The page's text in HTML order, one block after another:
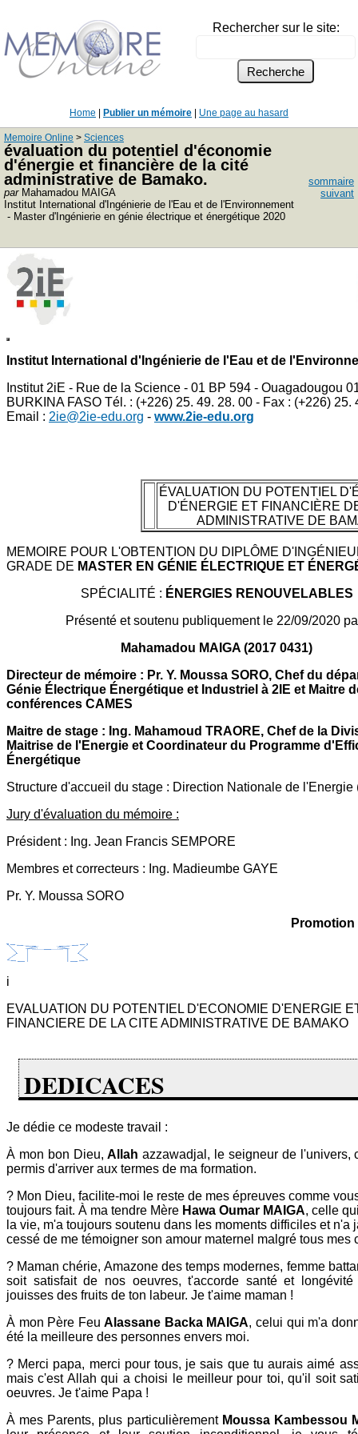
Rechercher sur le site:
Home Publier un mémoire Une page au hasard
Memoire Online > Sciences
évaluation du potentiel d'économie
d'énergie et financière de la cité
administrative de Bamako.
parMahamadou MAIGA
Institut International d'Ingénierie de l'Eau et de l'Environnement
- Master d'Ingénierie en génie électrique et énergétique 2020
sommaire
suivant
Institut International d'Ingénierie de l'Eau et de
Institut 2iE - Rue de la Science - 01 BP 594 - Ouagadougou
BURKINA FASO Tél. : (+226) 25. 49. 28. 00 - Fax : (+226) 25.
Email : 2ie@2ie-edu.org - www.2ie-edu.org
ÉVALUATION DU POTENTIEL
D'ÉNERGIE ET FINANCIÈRE
ADMINISTRATIVE DE
MEMOIRE POUR L'OBTENTION DU DIPLÔME
GRADE DE MASTER EN GÉNIE ÉLECTRIQUE ET
SPÉCIALITÉ : ÉNERGIES RENOUVELABLES
Présenté et soutenu publiquement le 22/09/2020
Mahamadou MAIGA (2017 0431)
Directeur de mémoire : Pr. Y. Moussa SORO, Chef du
Génie Électrique Énergétique et Industriel à 2IE et Maitre
conférences CAMES
Maitre de stage : Ing. Mahamoud TRAORE, Chef de la
Maitrise de l'Energie et Coordinateur du Programme
Énergétique
Structure d'accueil du stage : Direction Nationale de l'Energie
Jury d'évaluation du mémoire :
Président : Ing. Jean Francis SEMPORE
Membres et correcteurs : Ing. Madieumbe GAYE
Pr. Y. Moussa SORO
Promotion
i
EVALUATION DU POTENTIEL D'ECONOMIE D'ENERGIE
FINANCIERE DE LA CITE ADMINISTRATIVE DE BAMAKO
DEDICACES
Je dédie ce modeste travail :
À mon bon Dieu,Allahazzawadjal, le seigneur de l'univers,
permis d'arriver aux termes de ma formation.
? Mon Dieu, facilite-moi le reste de mes épreuves comme
toujours fait. À ma tendre Mère Hawa Oumar MAIGA, celle
la vie, m'a toujours soutenu dans les moments difficiles et n'a
cessé de me témoigner son amour maternel malgré tous mes
? Maman chérie, Amazone des temps modernes, femme
soit satisfait de nos oeuvres, t'accorde santé et
jouisses des fruits de ton labeur. Je t'aime maman !
À mon Père FeuAlassane Backa MAIGA, celui qui m'a
été la meilleure des personnes envers moi.
? Merci papa, merci pour tous, je sais que tu aurais aimé
mais c'est Allah qui a choisi le meilleur pour toi, qu'il soit
oeuvres. Je t'aime Papa !
À mes Parents, plus particulièrement Moussa Kambessou